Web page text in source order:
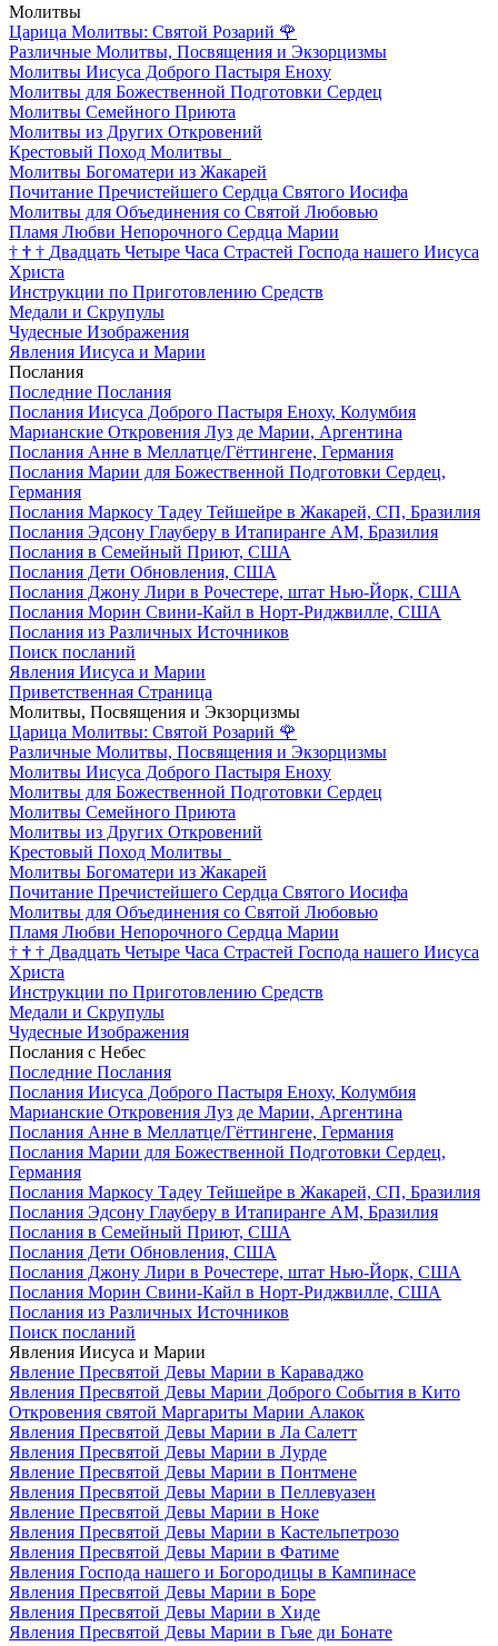
Молитвы
Царица Молитвы: Святой Розарий 🌹
Различные Молитвы, Посвящения и Экзорцизмы
Молитвы Иисуса Доброго Пастыря Еноху
Молитвы для Божественной Подготовки Сердец
Молитвы Семейного Приюта
Молитвы из Других Откровений
Крестовый Поход Молитвы
Молитвы Богоматери из Жакарей
Почитание Пречистейшего Сердца Святого Иосифа
Молитвы для Объединения со Святой Любовью
Пламя Любви Непорочного Сердца Марии
† † † Двадцать Четыре Часа Страстей Господа нашего Иисуса
Христа
Инструкции по Приготовлению Средств
Медали и Скрупулы
Чудесные Изображения
Явления Иисуса и Марии
Послания
Последние Послания
Послания Иисуса Доброго Пастыря Еноху, Колумбия
Марианские Откровения Луз де Марии, Аргентина
Послания Анне в Меллатце/Гёттингене, Германия
Послания Марии для Божественной Подготовки Сердец,
Германия
Послания Маркосу Тадеу Тейшейре в Жакарей, СП, Бразилия
Послания Эдсону Глауберу в Итапиранге AM, Бразилия
Послания в Семейный Приют, США
Послания Дети Обновления, США
Послания Джону Лири в Рочестере, штат Нью-Йорк, США
Послания Морин Свини-Кайл в Норт-Риджвилле, США
Послания из Различных Источников
Поиск посланий
Явления Иисуса и Марии
Приветственная Страница
Молитвы, Посвящения и Экзорцизмы
Царица Молитвы: Святой Розарий 🌹
Различные Молитвы, Посвящения и Экзорцизмы
Молитвы Иисуса Доброго Пастыря Еноху
Молитвы для Божественной Подготовки Сердец
Молитвы Семейного Приюта
Молитвы из Других Откровений
Крестовый Поход Молитвы
Молитвы Богоматери из Жакарей
Почитание Пречистейшего Сердца Святого Иосифа
Молитвы для Объединения со Святой Любовью
Пламя Любви Непорочного Сердца Марии
† † † Двадцать Четыре Часа Страстей Господа нашего Иисуса
Христа
Инструкции по Приготовлению Средств
Медали и Скрупулы
Чудесные Изображения
Послания с Небес
Последние Послания
Послания Иисуса Доброго Пастыря Еноху, Колумбия
Марианские Откровения Луз де Марии, Аргентина
Послания Анне в Меллатце/Гёттингене, Германия
Послания Марии для Божественной Подготовки Сердец,
Германия
Послания Маркосу Тадеу Тейшейре в Жакарей, СП, Бразилия
Послания Эдсону Глауберу в Итапиранге AM, Бразилия
Послания в Семейный Приют, США
Послания Дети Обновления, США
Послания Джону Лири в Рочестере, штат Нью-Йорк, США
Послания Морин Свини-Кайл в Норт-Риджвилле, США
Послания из Различных Источников
Поиск посланий
Явления Иисуса и Марии
Явление Пресвятой Девы Марии в Караваджо
Явления Пресвятой Девы Марии Доброго События в Кито
Откровения святой Маргариты Марии Алакок
Явления Пресвятой Девы Марии в Ла Салетт
Явления Пресвятой Девы Марии в Лурде
Явление Пресвятой Девы Марии в Понтмене
Явления Пресвятой Девы Марии в Пеллевуазен
Явление Пресвятой Девы Марии в Ноке
Явления Пресвятой Девы Марии в Кастельпетрозо
Явления Пресвятой Девы Марии в Фатиме
Явления Господа нашего и Богородицы в Кампинасе
Явления Пресвятой Девы Марии в Боре
Явления Пресвятой Девы Марии в Хиде
Явления Пресвятой Девы Марии в Гьяе ди Бонате